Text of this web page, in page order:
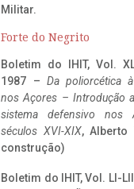
Militar.
Forte do Negrito
Boletim do IHIT, Vol.
1987 – Da poliorcética
nos Açores – Introdução
sistema defensivo nos
séculos XVI-XIX, Alberto
construção)
Boletim do IHIT, Vol. LI-